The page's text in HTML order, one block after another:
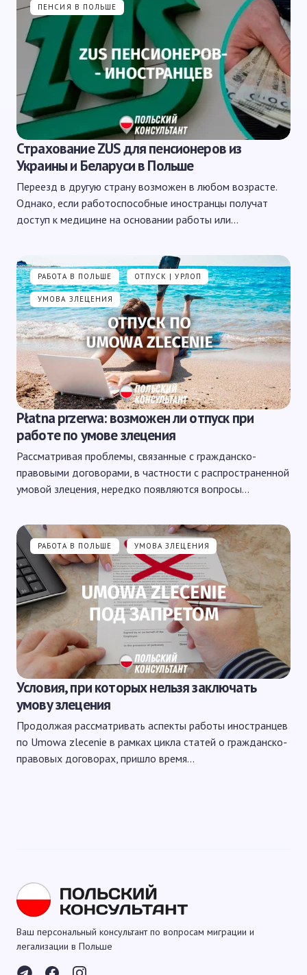
ПЕНСИЯ В ПОЛЬШЕ
Страхование ZUS для пенсионеров из
Украины и Беларуси в Польше
Переезд в другую страну возможен в любом возрасте.
Однако, если работоспособные иностранцы получат
доступ к медицине на основании работы или…
РАБОТА В ПОЛЬШЕ ОТПУСК | УРЛОП
УМОВА ЗЛЕЦЕНИЯ
Płatna przerwa: возможен ли отпуск при
работе по умове злецения
Рассматривая проблемы, связанные с гражданско-
правовыми договорами, в частности с распространенной
умовой злецения, нередко появляются вопросы…
РАБОТА В ПОЛЬШЕ УМОВА ЗЛЕЦЕНИЯ
Условия, при которых нельзя заключать
умову злецения
Продолжая рассматривать аспекты работы иностранцев
по Umowa zlecenie в рамках цикла статей о гражданско-
правовых договорах, пришло время…
Ваш персональный консультант по вопросам миграции и
легализации в Польше